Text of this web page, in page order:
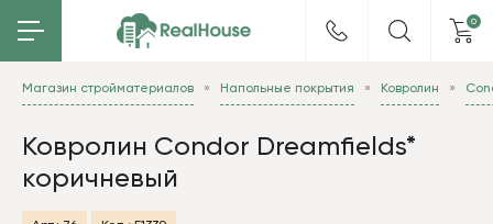
0
Магазин стройматериалов Напольные покрытия Ковролин
Ковролин Condor Dreamfields*
коричневый